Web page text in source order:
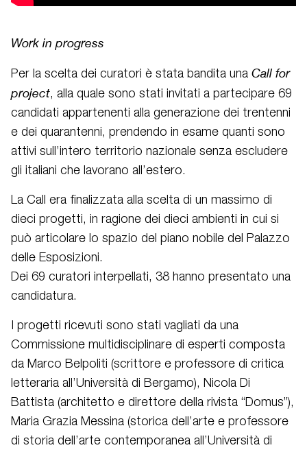
Work in progress
Per la scelta dei curatori è stata bandita una Call for
project, alla quale sono stati invitati a partecipare 69
candidati appartenenti alla generazione dei trentenni
e dei quarantenni, prendendo in esame quanti sono
attivi sull’intero territorio nazionale senza escludere
gli italiani che lavorano all’estero.
La Call era finalizzata alla scelta di un massimo di
dieci progetti, in ragione dei dieci ambienti in cui si
può articolare lo spazio del piano nobile del Palazzo
delle Esposizioni.
Dei 69 curatori interpellati, 38 hanno presentato una
candidatura.
I progetti ricevuti sono stati vagliati da una
Commissione multidisciplinare di esperti composta
da Marco Belpoliti (scrittore e professore di critica
letteraria all’Università di Bergamo), Nicola Di
Battista (architetto e direttore della rivista “Domus”),
Maria Grazia Messina (storica dell’arte e professore
di storia dell’arte contemporanea all’Università di